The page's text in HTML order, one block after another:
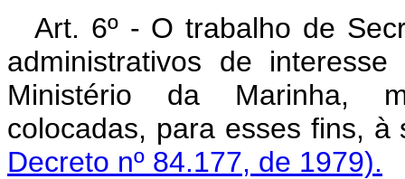
Art. 6º - O trabalho de
administrativos de
Ministério da Marinha,
colocadas, para esses fins,
Decreto nº 84.177, de 1979).